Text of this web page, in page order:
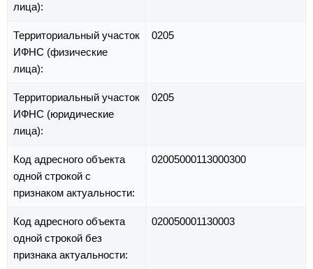
лица):
Территориальный участок
ИФНС (физические
лица):
0205
Территориальный участок
ИФНС (юридические
лица):
0205
Код адресного объекта
одной строкой с
признаком актуальности:
02005000113000300
Код адресного объекта
одной строкой без
признака актуальности:
020050001130003